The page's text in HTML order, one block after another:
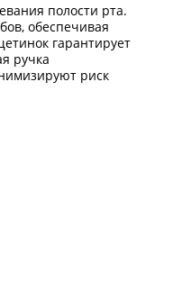
полости рта.
обеспечивая
гарантирует
ручка
риск